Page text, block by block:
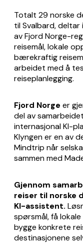
Totalt 29 norske
til Svalbard, deltar
av Fjord Norge-
reisemål, lokale
bærekraftig
arbeidet med å
reiseplanlegging.
Fjord Norge er
del av
internasjonal KI-
Klyngen er en av
Mindtrip når
sammen med
Gjennom
reiser til norske
KI-assistent.
spørsmål, få
bygge konkrete
destinasjonene